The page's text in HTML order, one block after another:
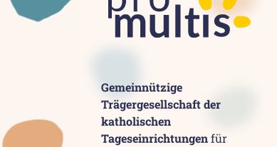
Gemeinnützige
Trägergesellschaft der
katholischen
Tageseinrichtungenfür